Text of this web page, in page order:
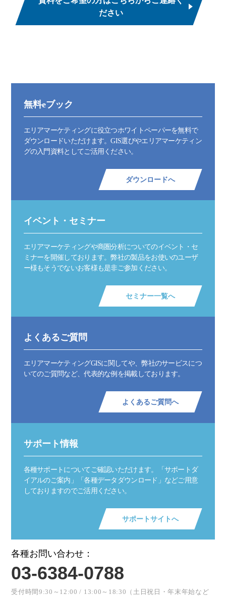
ださい
無料eブック
エリアマーケティングに役立つホワイトペーパーを無料で
ダウンロードいただけます。GIS選びやエリアマーケティン
グの入門資料としてご活用ください。
ダウンロードへ
イベント・セミナー
エリアマーケティングや商圏分析についてのイベント・セ
ミナーを開催しております。弊社の製品をお使いのユーザ
ー様もそうでないお客様も是非ご参加ください。
セミナー一覧へ
よくあるご質問
エリアマーケティングGISに関してや、弊社のサービスにつ
いてのご質問など、代表的な例を掲載しております。
よくあるご質問へ
サポート情報
各種サポートについてご確認いただけます。「サポートダ
イアルのご案内」「各種データダウンロード」などご用意
しておりますのでご活用ください。
サポートサイトへ
各種お問い合わせ：
03-6384-0788
受付時間9:30～12:00 / 13:00～18:30（土日祝日・年末年始など